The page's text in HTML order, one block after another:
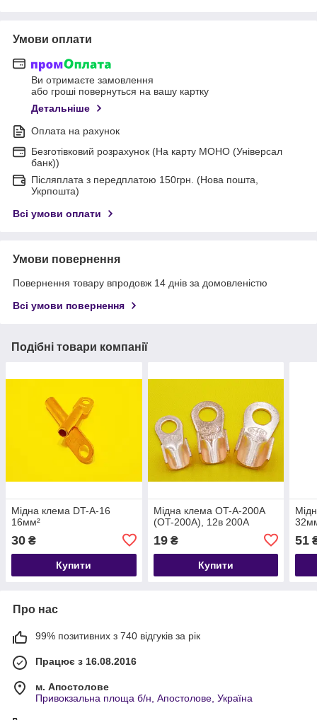
Умови оплати
Ви отримаєте замовлення
або гроші повернуться на вашу картку
Детальніше
Оплата на рахунок
Безготівковий розрахунок (На карту МОНО (Універсал
банк))
Післяплата з передплатою 150грн. (Нова пошта,
Укрпошта)
Всі умови оплати
Умови повернення
Повернення товару впродовж 14 днів за домовленістю
Всі умови повернення
Подібні товари компанії
Мідна клема DT-A-16
16мм²
30 ₴
Купити
Мідна клема OT-A-200A
(OT-200A), 12в 200А
19₴
Купити
51
Про нас
99% позитивних з 740 відгуків за рік
Працює з 16.08.2016
м. Апостолове
Привокзальна площа б/н, Апостолове, Україна